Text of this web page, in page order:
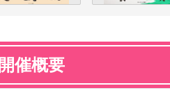
開催概要